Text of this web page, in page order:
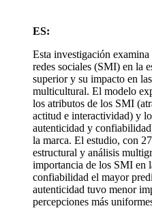
ES:
Esta investigación
redes sociales (SMI) en la
superior y su impacto en
multicultural. El modelo
los atributos de los SMI
actitud e interactividad) y
autenticidad y
la marca. El estudio, con
estructural y análisis
importancia de los SMI en
confiabilidad el mayor
autenticidad tuvo menor
percepciones más